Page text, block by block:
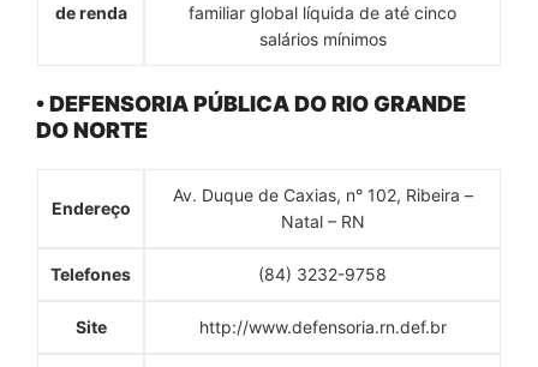
de renda
familiar global líquida de até cinco
salários mínimos
• DEFENSORIA PÚBLICA DO RIO GRANDE
DO NORTE
Endereço
Av. Duque de Caxias, n° 102, Ribeira –
Natal – RN
Telefones (84) 3232-9758
Site http://www.defensoria.rn.def.br